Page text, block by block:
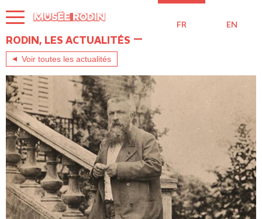
au
principal
FR EN
RODIN, LES ACTUALITÉS
Voir toutes les actualités